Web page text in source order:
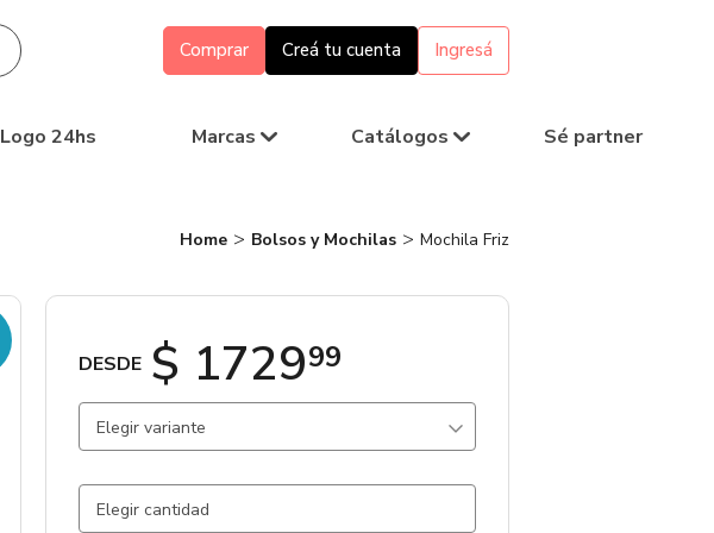
Comprar Creá tu cuenta Ingresá
Logo 24hs Marcas Catálogos Sé partner
Home Bolsos y Mochilas Mochila Friz
DESDE $ 172999
Elegir variante
Blanco / Blanco / Non Woven 19.746 un.
Rojo / Rojo / Non Woven 4204 un.